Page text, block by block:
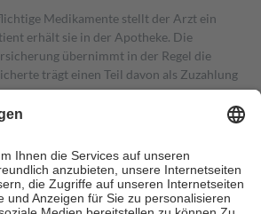
Medikamente stellt der Arzt ein
erhält sie in der Apotheke. Die
übernimmt in der Regel die
trägt einen Teil davon als Zuzahlung
Zuzahlungen in Höhe von zehn
Es sind jedoch nie mehr als die tatsächlichen
entrichten.
auch für Online-Apotheken.
Krankenpflege beträgt die